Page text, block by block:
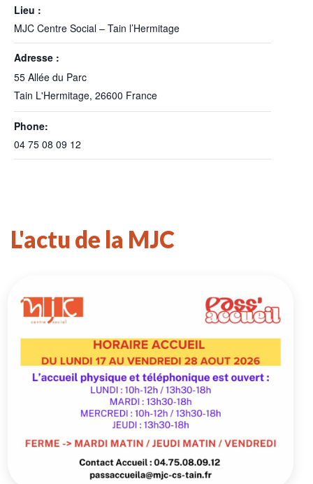
Lieu :
MJC Centre Social – Tain l’Hermitage
Adresse :
55 Allée du Parc
Tain L'Hermitage, 26600 France
Phone:
04 75 08 09 12
L'actu de la MJC